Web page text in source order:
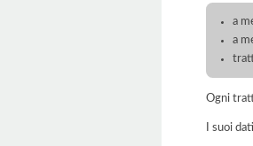
a
a
Ogni
I suoi